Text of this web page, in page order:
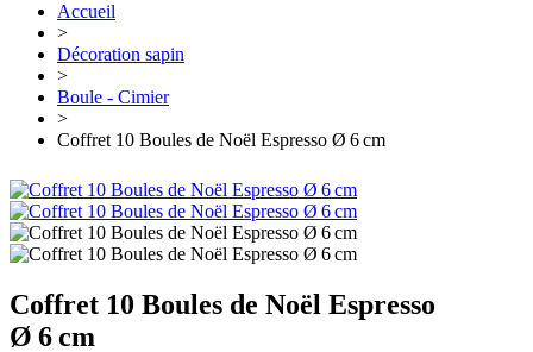
Accueil
>
Décoration sapin
>
Boule - Cimier
>
Coffret 10 Boules de Noël Espresso Ø 6 cm
Coffret 10 Boules de Noël Espresso
Ø 6 cm